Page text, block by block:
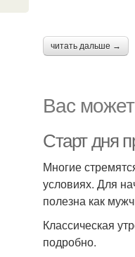
читать дальше →
Вас
Старт дня
Многие
условиях. Для
полезна как
Классическая
подробно.